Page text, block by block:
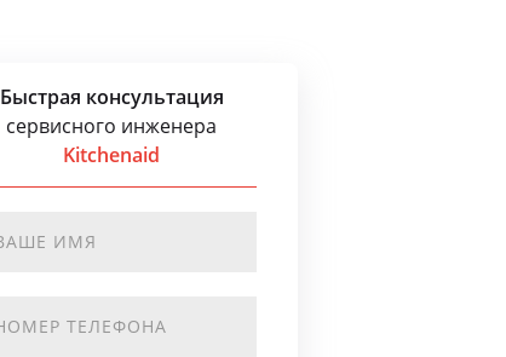
Быстрая консультация
сервисного инженера
Kitchenaid